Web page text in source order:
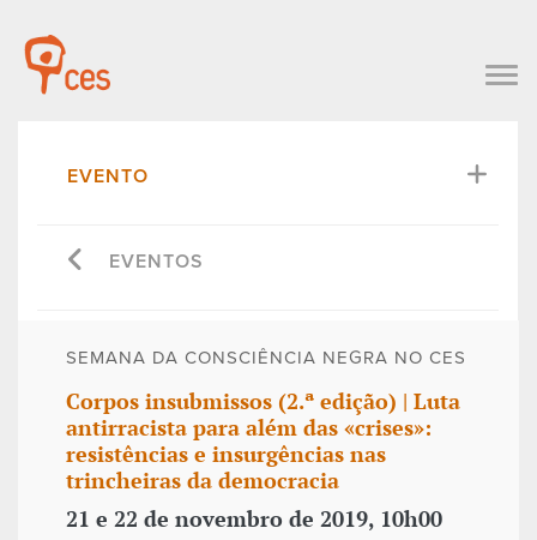
EVENTO
EVENTOS
SEMANA DA CONSCIÊNCIA NEGRA NO CES
Corpos insubmissos (2.ª edição) | Luta
antirracista para além das «crises»:
resistências e insurgências nas
trincheiras da democracia
21 e 22 de novembro de 2019, 10h00